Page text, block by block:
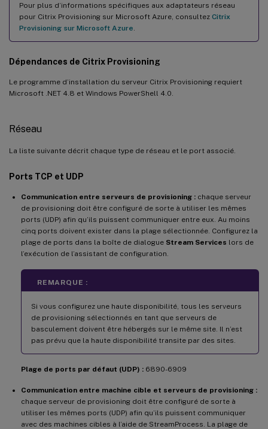
Pour plus d’informations spécifiques aux adaptateurs réseau
pour Citrix Provisioning sur Microsoft Azure, consultez Citrix
Provisioning sur Microsoft Azure
Dépendances de Citrix Provisioning
Le programme d’installation du serveur Citrix Provisioning requiert
Microsoft .NET 4.8 et Windows PowerShell 4.0.
Réseau
La liste suivante décrit chaque type de réseau et le port associé.
Ports TCP et UDP
Communication entre serveurs de provisioning : chaque serveur
de provisioning doit être configuré de sorte à utiliser les mêmes
ports (UDP) afin qu’ils puissent communiquer entre eux. Au moins
cinq ports doivent exister dans la plage sélectionnée. Configurez la
plage de ports dans la boîte de dialogue Stream Services lors de
l’exécution de l’assistant de configuration.
REMARQUE :
Si vous configurez une haute disponibilité, tous les serveurs
de provisioning sélectionnés en tant que serveurs de
basculement doivent être hébergés sur le même site. Il n’est
pas prévu que la haute disponibilité transite par des sites.
Plage de ports par défaut (UDP) : 6890-6909
Communication entre machine cible et serveurs de provisioning :
chaque serveur de provisioning doit être configuré de sorte à
utiliser les mêmes ports (UDP) afin qu’ils puissent communiquer
avec des machines cibles à l’aide de StreamProcess. La plage de